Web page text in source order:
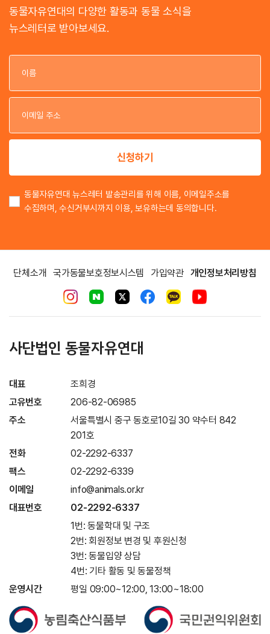
동물자유연대의 다양한 활동과 동물 소식을
뉴스레터로 받아보세요.
이
이
신청하기
동물자유연대 뉴스레터 발송관리를 위해 이름, 이메일주소를
수집하며, 수신거부시까지 이용, 보유하는데 동의합니다.
단체소개 국가동물보호정보시스템 가입약관 개인정보처리방침
사단법인 동물자유연대
대표
조희경
고유번호
206-82-06985
주소
서울특별시 중구 동호로10길 30 약수터 842
201호
전화
02-2292-6337
팩스
02-2292-6339
이메일
info@animals.or.kr
대표번호
02-2292-6337
1번: 동물학대 및 구조
2번: 회원정보 변경 및 후원신청
3번: 동물입양 상담
4번: 기타 활동 및 동물정책
운영시간
평일 09:00~12:00, 13:00~18:00